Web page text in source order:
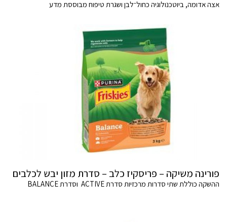
אצה אדומה, ביוטכנולוגיה כחול־לבן ושגרת טיפוח מבוססת מדע
פורינה משיקה – פריסקיז כלב – סדרת מזון יבש לכלבים
ההשקה כוללת שתי סדרות מרכזיות סדרת ACTIVE וסדרת BALANCE